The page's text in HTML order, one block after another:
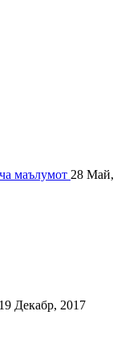
маълумот 28 Май,
19 Декабр, 2017